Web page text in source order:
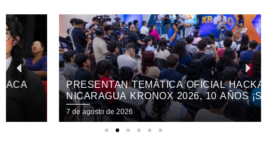
PRESENTAN TEMÁTICA OFICIAL HACKATHON
NICARAGUA KRONOX 2026, 10 AÑOS ¡SIEMPRE
7 de agosto de 2026